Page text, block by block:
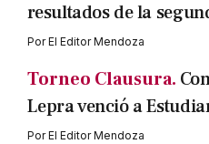
resultados de la
PorEl Editor Mendoza
Torneo Clausura.
Lepra venció a
PorEl Editor Mendoza